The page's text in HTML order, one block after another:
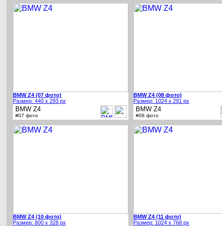
BMW Z4 (07 фото)
Размер: 440 x 293 px
BMW Z4
#07 фото
BMW Z4 (08 фото)
Размер: 1024 x 291 px
BMW Z4
#08 фото
BMW Z4 (10 фото)
Размер: 800 x 328 px
BMW Z4 (11 фото)
Размер: 1024 x 768 px